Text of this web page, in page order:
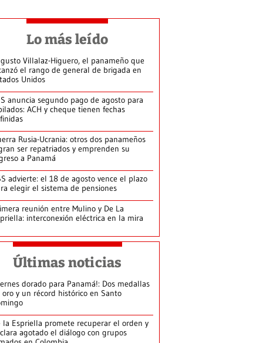
Lo más leído
Villalaz-Higuero, el panameño que
el rango de general de brigada en
Unidos
anuncia segundo pago de agosto para
ACH y cheque tienen fechas
Rusia-Ucrania: otros dos panameños
ser repatriados y emprenden su
a Panamá
advierte: el 18 de agosto vence el plazo
elegir el sistema de pensiones
reunión entre Mulino y De La
interconexión eléctrica en la mira
Últimas noticias
dorado para Panamá!: Dos medallas
oro y un récord histórico en Santo
la Espriella promete recuperar el orden y
agotado el diálogo con grupos